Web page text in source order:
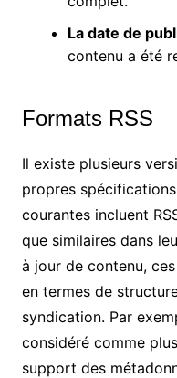
La date de
contenu a été
Formats RSS
Il existe plusieurs
propres
courantes incluent
que similaires dans
à jour de contenu,
en termes de
syndication. Par
considéré comme
support des